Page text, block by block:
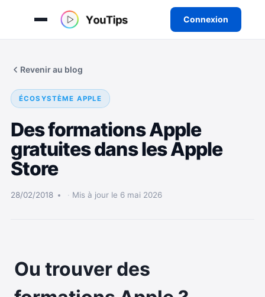
Connexion
Revenir au blog
ÉCOSYSTÈME APPLE
Des formations Apple
gratuites dans les Apple
Store
28/02/2018 Mis à jour le 6 mai 2026
Ou trouver des